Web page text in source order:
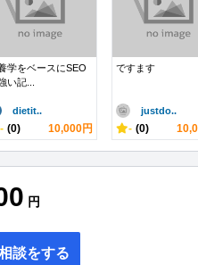
学をベースにSEO
い記...
dietit..
- (0) 10,000円
ですます
justdo..
- (0)
円
談をする